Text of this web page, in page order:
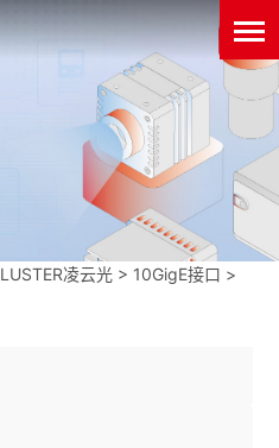
LUSTER凌云光 > 10GigE接口 >